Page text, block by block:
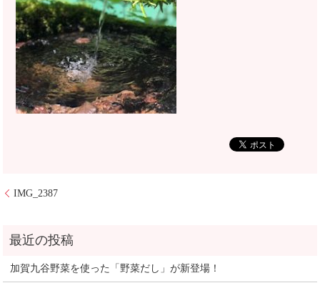
IMG_2387
加賀九谷野菜を使った「野菜だし」が新登場！